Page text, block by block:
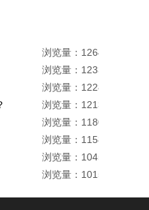
浏览量：1264
浏览量：1233
浏览量：1228
浏览量：1213
浏览量：1180
浏览量：1158
浏览量：1045
浏览量：1015